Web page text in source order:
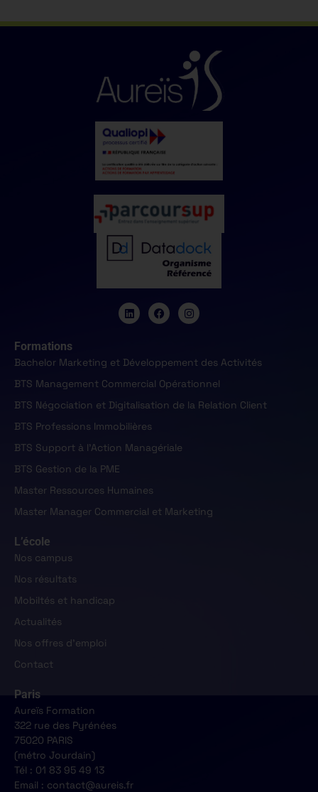
Formations
Bachelor Marketing et Développement des Activités
BTS Management Commercial Opérationnel
BTS Négociation et Digitalisation de la Relation Client
BTS Professions Immobilières
BTS Support à l'Action Managériale
BTS Gestion de la PME
Master Ressources Humaines
Master Manager Commercial et Marketing
L’école
Nos campus
Nos résultats
Mobiltés et handicap
Actualités
Nos offres d'emploi
Contact
Paris
Aureïs Formation
322 rue des Pyrénées
75020 PARIS
(métro Jourdain)
Tél : 01 83 95 49 13
Email : contact@aureis.fr